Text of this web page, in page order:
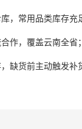
，常用品类库存充
作，覆盖云南全省；
缺货前主动触发补